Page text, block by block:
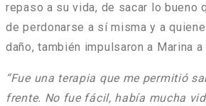
repaso a su vida, de sacar lo bueno
de perdonarse a sí misma y a
daño, también impulsaron a Marina
“Fue una terapia que me permitió
frente. No fue fácil, había mucha